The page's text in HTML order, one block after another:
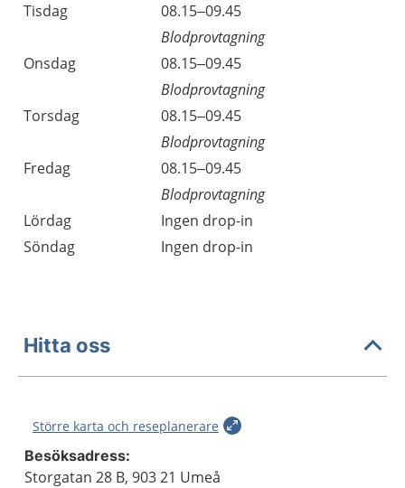
Tisdag
08.15–09.45
Blodprovtagning
Onsdag
08.15–09.45
Blodprovtagning
Torsdag
08.15–09.45
Blodprovtagning
Fredag
08.15–09.45
Blodprovtagning
Lördag
Ingen drop-in
Söndag
Ingen drop-in
Hitta oss
Större karta och reseplanerare
Besöksadress:
Storgatan 28 B, 903 21 Umeå